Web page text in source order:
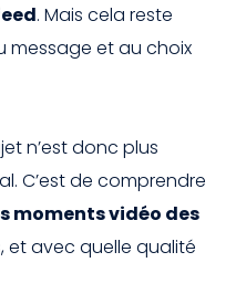
. Mais cela reste
message et au choix
n’est donc plus
C’est de comprendre
moments vidéo des
et avec quelle qualité